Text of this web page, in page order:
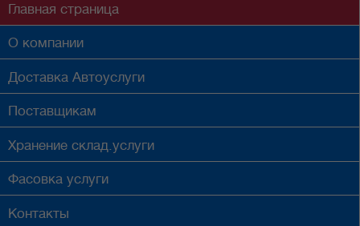
Главная страница
О компании
Доставка Автоуслуги
Поставщикам
Хранение склад.услуги
Фасовка услуги
Контакты